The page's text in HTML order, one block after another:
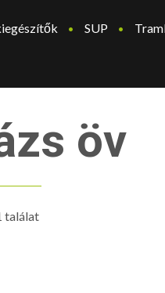
SUP
öv
találat